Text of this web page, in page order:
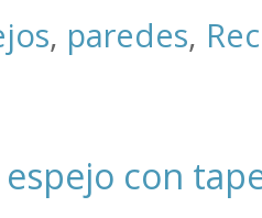
, paredes,
con